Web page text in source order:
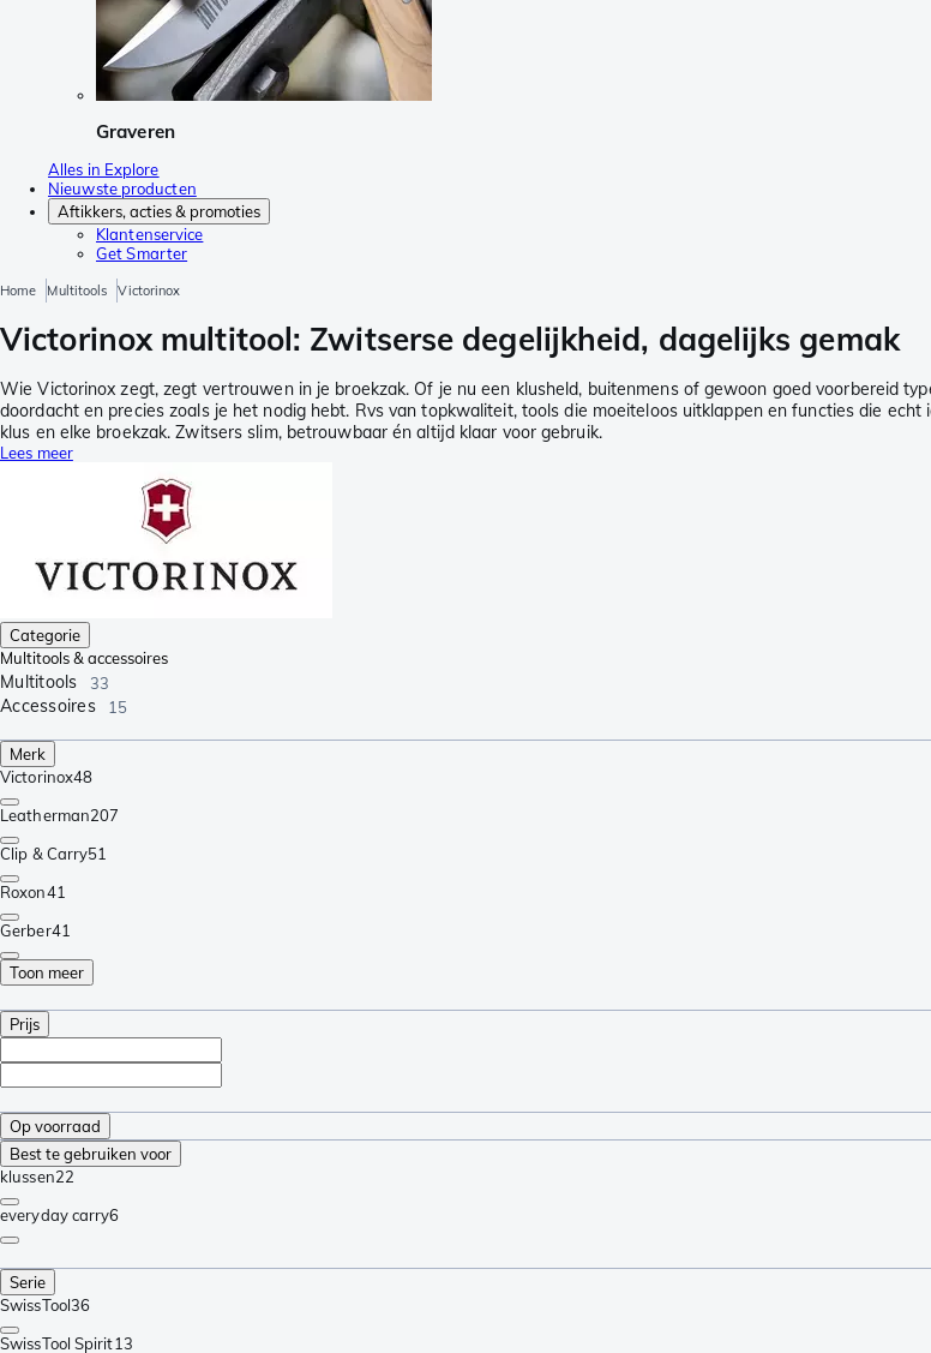
Graveren
Alles in Explore
Nieuwste producten
Aftikkers, acties & promoties
Klantenservice
Get Smarter
Home Multitools Victorinox
Victorinox multitool: Zwitserse degelijkheid, dagelijks gemak
Wie Victorinox zegt, zegt vertrouwen in je broekzak. Of je nu een klusheld, buitenmens of gewoon goed voorbereid
doordacht en precies zoals je het nodig hebt. Rvs van topkwaliteit, tools die moeiteloos uitklappen en functies die
klus en elke broekzak. Zwitsers slim, betrouwbaar én altijd klaar voor gebruik.
Lees meer
Categorie
Multitools & accessoires
Multitools 33
Accessoires 15
Merk
Victorinox48
Leatherman207
Clip & Carry51
Roxon41
Gerber41
Toon meer
Prijs
Op voorraad
Best te gebruiken voor
klussen22
everyday carry6
Serie
SwissTool36
SwissTool Spirit13